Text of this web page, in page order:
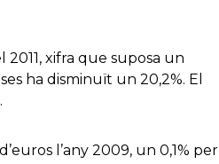
2011, xifra que suposa un
ha disminuït un 20,2%. El
l’any 2009, un 0,1% per